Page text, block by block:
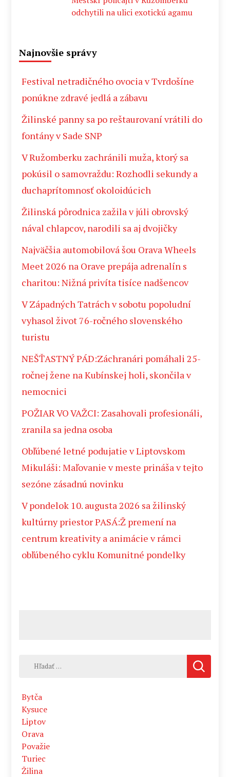
odchytili na ulici exotickú agamu
Najnovšie správy
Festival netradičného ovocia v Tvrdošíne
ponúkne zdravé jedlá a zábavu
Žilinské panny sa po reštaurovaní vrátili do
fontány v Sade SNP
V Ružomberku zachránili muža, ktorý sa
pokúsil o samovraždu: Rozhodli sekundy a
duchaprítomnosť okoloidúcich
Žilinská pôrodnica zažila v júli obrovský
nával chlapcov, narodili sa aj dvojičky
Najväčšia automobilová šou Orava Wheels
Meet 2026 na Orave prepája adrenalín s
charitou: Nižná privíta tisíce nadšencov
V Západných Tatrách v sobotu popoludní
vyhasol život 76-ročného slovenského
turistu
NEŠŤASTNÝ PÁD:Záchranári pomáhali 25-
ročnej žene na Kubínskej holi, skončila v
nemocnici
POŽIAR VO VAŽCI: Zasahovali profesionáli,
zranila sa jedna osoba
Obľúbené letné podujatie v Liptovskom
Mikuláši: Maľovanie v meste prináša v tejto
sezóne zásadnú novinku
V pondelok 10. augusta 2026 sa žilinský
kultúrny priestor PASÁ:Ž premení na
centrum kreativity a animácie v rámci
obľúbeného cyklu Komunitné pondelky
Hľadať:
Bytča
Kysuce
Liptov
Orava
Považie
Turiec
Žilina